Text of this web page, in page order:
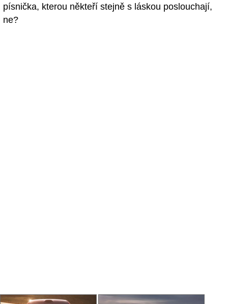
písnička, kterou někteří stejně s láskou poslouchají,
ne?